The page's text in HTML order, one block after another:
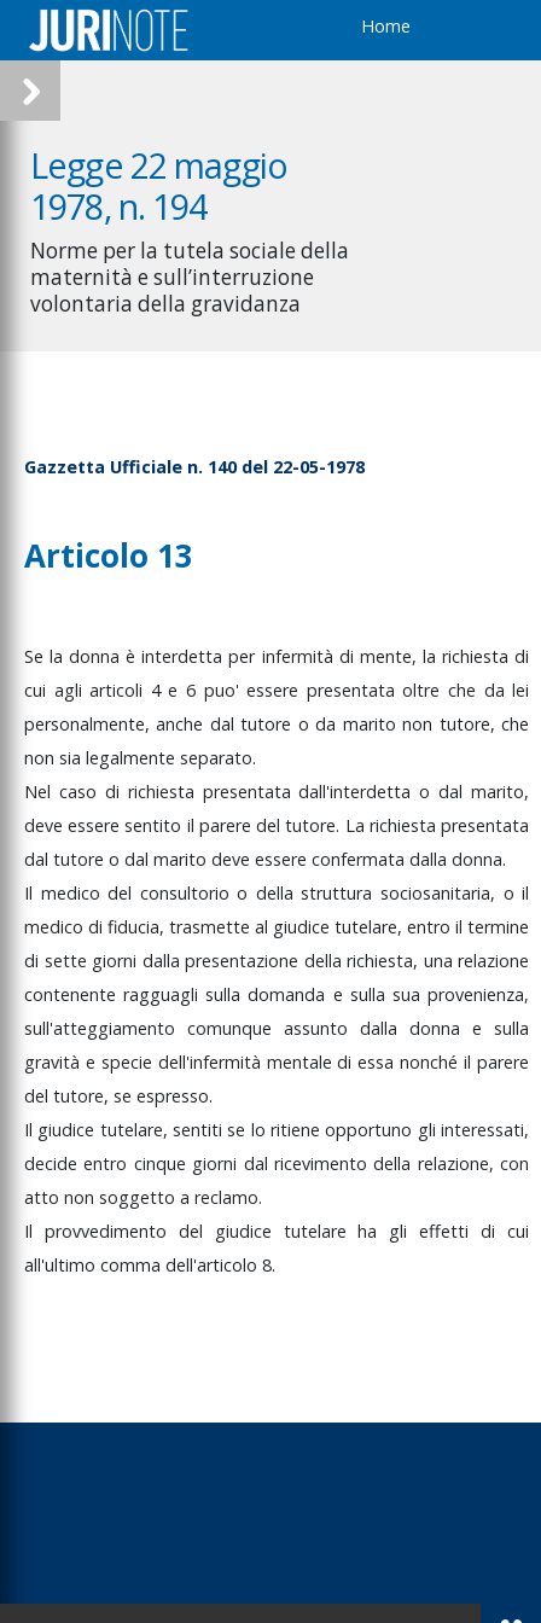
Home
Legge 22 maggio
1978, n. 194
Norme per la tutela sociale della
maternità e sull’interruzione
volontaria della gravidanza
Gazzetta Ufficiale n. 140 del 22-05-1978
Articolo 13
Seladonnaèinterdettaper infermità di mente, la richiestadi
cui agliarticoli 4e 6 puo'essere presentataoltre che dalei
personalmente,anche daltutore oda maritonon tutore,che
non sia legalmente separato.
Nel caso di richiesta presentatadall'interdettaodal marito,
deveesseresentito il pareredeltutore. La richiestapresentata
dal tutore o dal marito deve essere confermata dalla donna.
Il medicodel consultorioo dellastruttura sociosanitaria, oil
medico di fiducia, trasmette al giudice tutelare, entro il termine
di sette giorni dalla presentazione della richiesta, una relazione
contenenteragguaglisulladomanda e sulla suaprovenienza,
sull'atteggiamento comunque assunto dalla donna e sulla
gravità e specie dell'infermità mentalediessanonchéilparere
del tutore, se espresso.
Il giudice tutelare,sentitise loritieneopportuno gliinteressati,
decideentro cinque giorni dal ricevimentodella relazione, con
atto non soggetto a reclamo.
Il provvedimento del giudice tutelareha glieffettidicui
all'ultimo comma dell'articolo 8.